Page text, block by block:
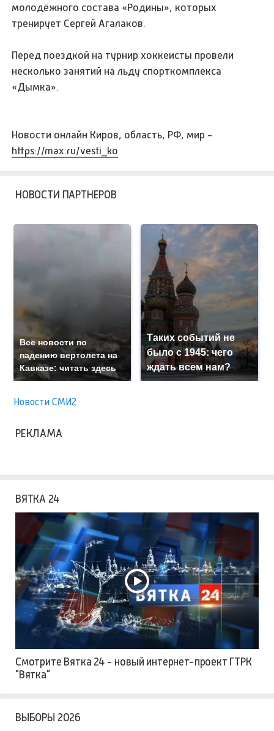
молодёжного состава «Родины», которых
тренирует Сергей Агалаков.
Перед поездкой на турнир хоккеисты провели
несколько занятий на льду спорткомплекса
«Дымка».
Новости онлайн Киров, область, РФ, мир -
https://max.ru/vesti_ko
НОВОСТИ ПАРТНЕРОВ
Все новости по
падению вертолета на
Кавказе: читать здесь
Таких событий не
было с 1945: чего
ждать всем нам?
Новости СМИ2
РЕКЛАМА
ВЯТКА 24
Смотрите Вятка 24 - новый интернет-проект ГТРК
"Вятка"
ВЫБОРЫ 2026